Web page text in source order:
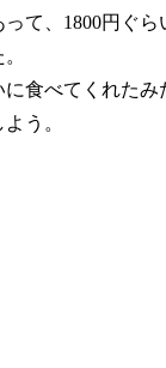
て、1800円ぐら
に食べてくれたみ
う。